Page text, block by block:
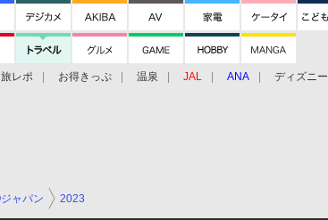
旅レポ お得きっぷ 温泉 JAL ANA ディズニー
ャパン 2023